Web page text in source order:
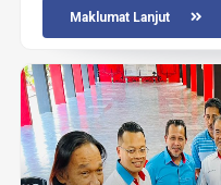
Maklumat Lanjut